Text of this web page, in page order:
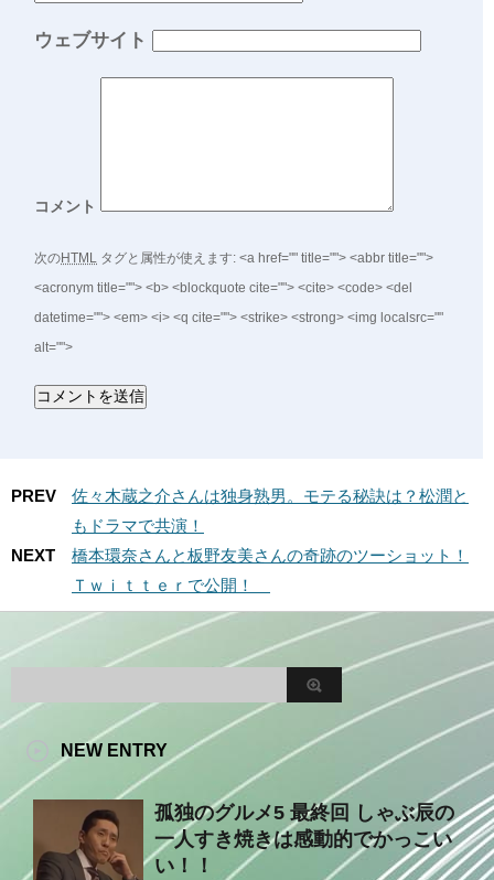
ウェブサイト
コメント
次のHTML タグと属性が使えます: <a href="" title=""> <abbr title="">
<acronym title=""> <b> <blockquote cite=""> <cite> <code> <del
datetime=""> <em> <i> <q cite=""> <strike> <strong> <img localsrc=""
alt="">
PREV
佐々木蔵之介さんは独身熟男。モテる秘訣は？松潤と
もドラマで共演！
NEXT
橋本環奈さんと板野友美さんの奇跡のツーショット！
Ｔｗｉｔｔｅｒで公開！
NEW ENTRY
孤独のグルメ5 最終回 しゃぶ辰の
一人すき焼きは感動的でかっこい
い！！